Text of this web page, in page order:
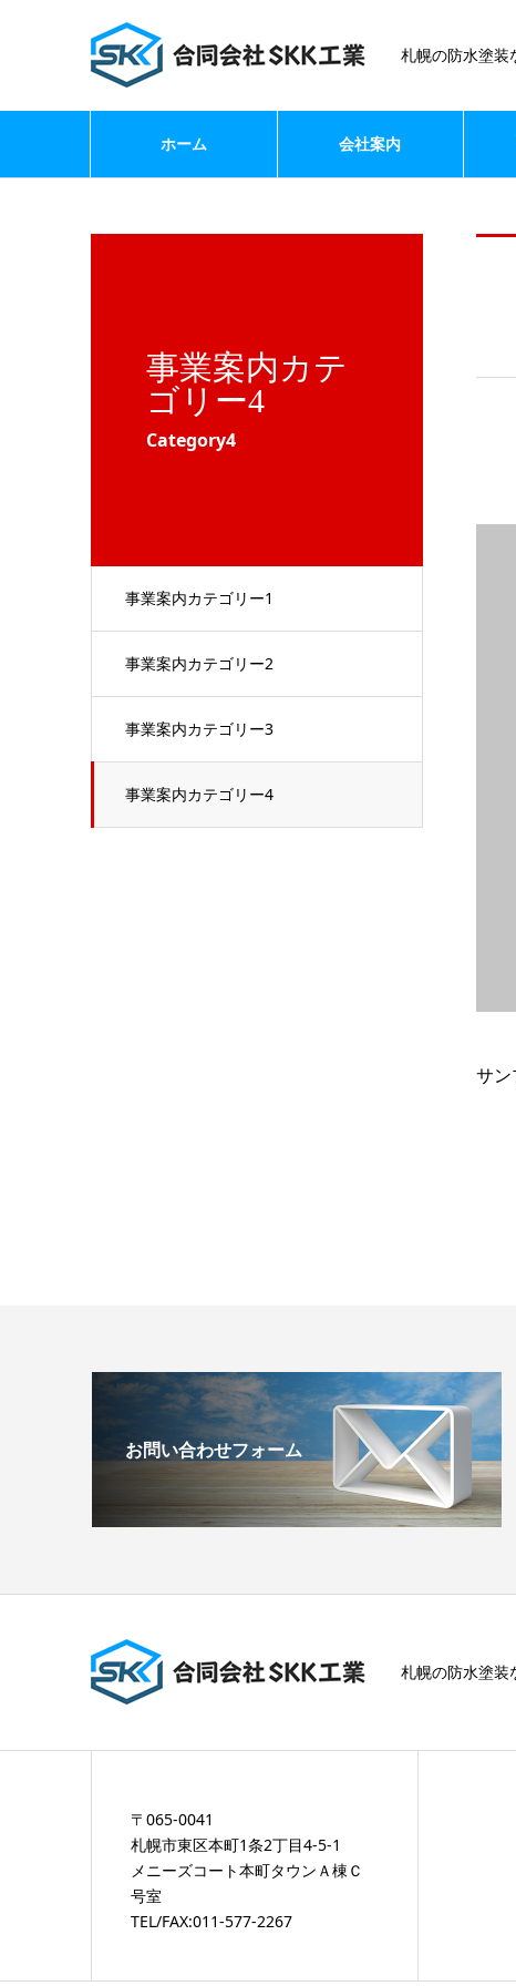
札幌の防水塗装
ホーム 会社案内
事業案内カテ
ゴリー4
Category4
事業案内カテゴリー1
事業案内カテゴリー2
事業案内カテゴリー3
事業案内カテゴリー4
サン
お問い合わせフォーム
札幌の防水塗装
〒065-0041
札幌市東区本町1条2丁目4-5-1
メニーズコート本町タウンＡ棟Ｃ
号室
TEL/FAX:011-577-2267